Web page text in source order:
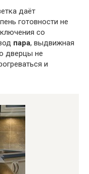
даёт
готовности не
со
пара, выдвижная
дверцы не
и